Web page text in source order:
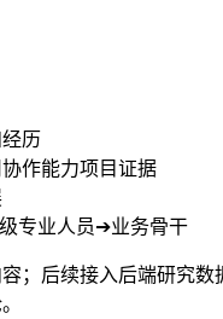
历
作能力项目证据
专业人员➔业务骨干
；后续接入后端研究数